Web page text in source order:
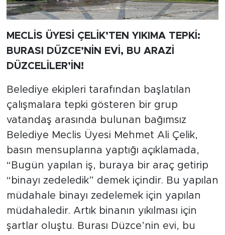
MECLİS ÜYESİ ÇELİK’TEN YIKIMA TEPKİ:
BURASI DÜZCE’NİN EVİ, BU ARAZİ
DÜZCELİLER’İN!
Belediye ekipleri tarafından başlatılan
çalışmalara tepki gösteren bir grup
vatandaş arasında bulunan bağımsız
Belediye Meclis Üyesi Mehmet Ali Çelik,
basın mensuplarına yaptığı açıklamada,
“Bugün yapılan iş, buraya bir araç getirip
“binayı zedeledik” demek içindir. Bu yapılan
müdahale binayı zedelemek için yapılan
müdahaledir. Artık binanın yıkılması için
şartlar oluştu. Burası Düzce’nin evi, bu